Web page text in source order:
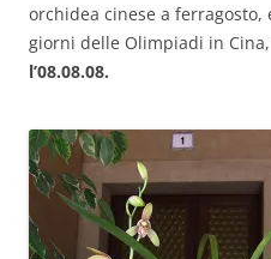
orchidea cinese a
giorni delle Olimpiadi in
l’08.08.08.